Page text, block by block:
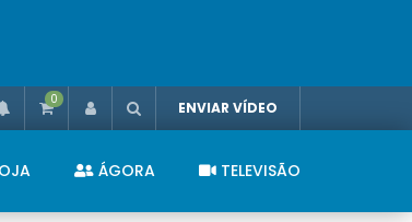
0 ENVIAR VÍDEO
ÁGORA TELEVISÃO